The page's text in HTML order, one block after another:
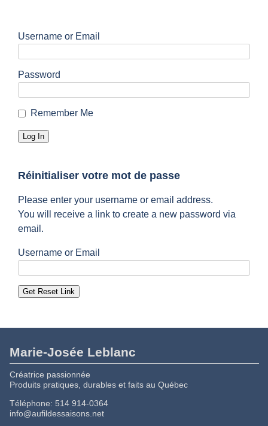
Username or Email
Password
Remember Me
Réinitialiser votre mot de passe
Please enter your username or email address.
You will receive a link to create a new password via
email.
Username or Email
Marie-Josée Leblanc
Créatrice passionnée
Produits pratiques, durables et faits au Québec
Téléphone: 514 914-0364
info@aufildessaisons.net